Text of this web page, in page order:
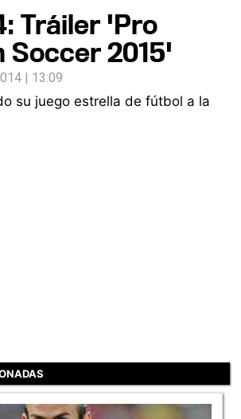
Tráiler 'Pro
Soccer 2015'
| 13:09
su juego estrella de fútbol a la